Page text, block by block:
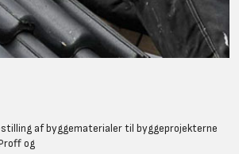
af byggematerialer til byggeprojekterne
og